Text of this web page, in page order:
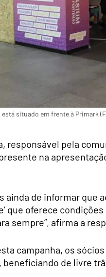
está situado em frente à Primark
responsável pela
na
ainda de informar que
que oferece
sempre”, afirma a
campanha, os
beneficiando de livre